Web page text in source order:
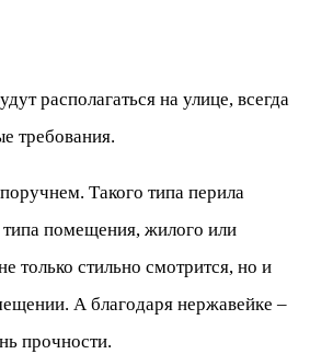
располагаться на улице, всегда
требования.
Такого типа перила
помещения, жилого или
только стильно смотрится, но и
А благодаря нержавейке –
прочности.